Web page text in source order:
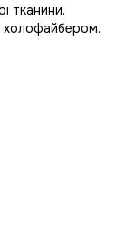
тканини.
холофайбером.